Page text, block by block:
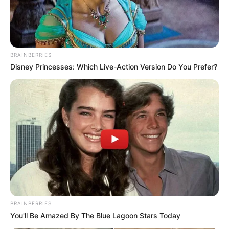
Rcn Radio
Zonas especiales para ambulancias
Por: Paula Andrea García Cerón
Octubre 24, 2024
BRAINBERRIES
Disney Princesses: Which Live-Action Version Do You Prefer?
BRAINBERRIES
You'll Be Amazed By The Blue Lagoon Stars Today